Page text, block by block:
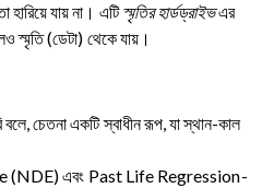
হারিয়ে যায় না। এটিস্মৃতির হার্ডড্রাইভএর
স্মৃতি (ডেটা) থেকে যায়।
বলে, চেতনা একটি স্বাধীন রূপ, যা স্থান-কাল
(NDE) এবং Past Life Regression-